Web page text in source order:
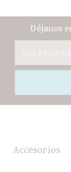
Déjanos
Accesorios